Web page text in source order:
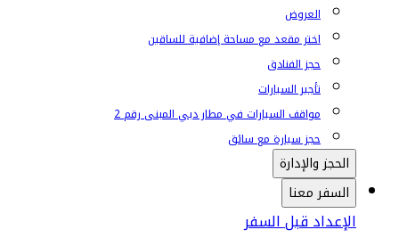
العروض
اختر مقعد مع مساحة إضافية للساقين
حجز الفنادق
تأجير السيارات
مواقف السيارات في مطار دبي المبنى رقم 2
حجز سيارة مع سائق
الحجز والإدارة
السفر معنا
الإعداد قبل السفر